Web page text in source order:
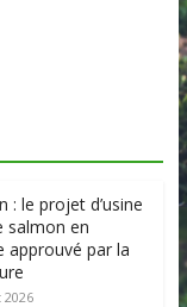
: le projet d’usine
salmon en
approuvé par la
2026